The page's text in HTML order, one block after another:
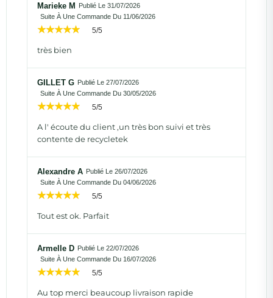
Marieke M
Publié Le 31/07/2026
Suite À Une Commande Du 11/06/2026
5/5
très bien
GILLET G Publié Le 27/07/2026
Suite À Une Commande Du 30/05/2026
5/5
A l' écoute du client ,un très bon suivi et très
contente de recycletek
Alexandre A Publié Le 26/07/2026
Suite À Une Commande Du 04/06/2026
5/5
Tout est ok. Parfait
Armelle D Publié Le 22/07/2026
Suite À Une Commande Du 16/07/2026
5/5
Au top merci beaucoup livraison rapide